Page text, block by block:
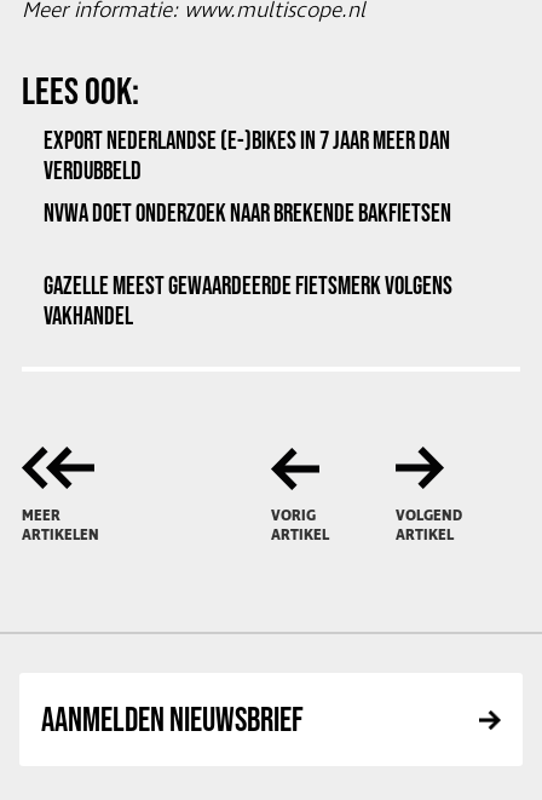
Meer informatie: www.multiscope.nl
LEES OOK:
EXPORT NEDERLANDSE (E-)BIKES IN 7 JAAR MEER DAN
VERDUBBELD
NVWA DOET ONDERZOEK NAAR BREKENDE BAKFIETSEN
GAZELLE MEEST GEWAARDEERDE FIETSMERK VOLGENS
VAKHANDEL
MEER
ARTIKELEN
VORIG
ARTIKEL
VOLGEND
ARTIKEL
AANMELDEN NIEUWSBRIEF